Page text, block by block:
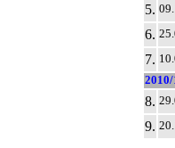
5.
6.
7.
2010/
8.
9.